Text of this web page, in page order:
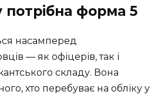
потрібна форма 5
насамперед
— як офіцерів, так і
складу. Вона
хто перебуває на обліку у